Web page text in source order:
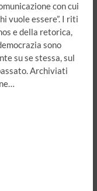
con cui
vuole essere”. I riti
e della retorica,
sono
su se stessa, sul
Archiviati